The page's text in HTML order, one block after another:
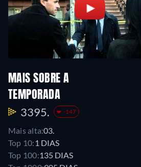
MAIS SOBRE A
TEMPORADA
3395. -147
Mais alta:03.
Top 10: 1 DIAS
Top 100:135 DIAS